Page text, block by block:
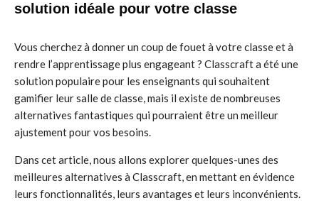
solution idéale pour votre classe
Vous cherchez à donner un coup de fouet à votre classe et à
rendre l’apprentissage plus engageant ? Classcraft a été une
solution populaire pour les enseignants qui souhaitent
gamifier leur salle de classe, mais il existe de nombreuses
alternatives fantastiques qui pourraient être un meilleur
ajustement pour vos besoins.
Dans cet article, nous allons explorer quelques-unes des
meilleures alternatives à Classcraft, en mettant en évidence
leurs fonctionnalités, leurs avantages et leurs inconvénients.